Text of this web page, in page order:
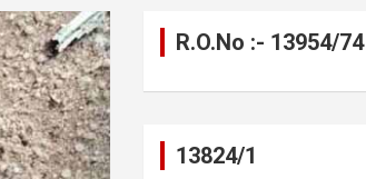
R.O.No :- 13954/74
13824/1